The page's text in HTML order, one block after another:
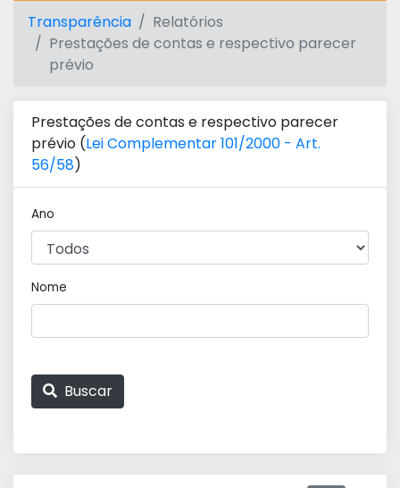
Transparência
Relatórios
Prestações de contas e respectivo parecer
prévio
Prestações de contas e respectivo parecer
prévio (Lei Complementar 101/2000 - Art.
56/58)
Ano
Nome
Buscar